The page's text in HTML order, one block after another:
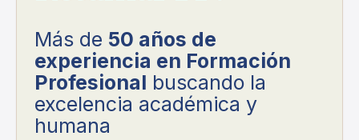
Más de 50 años de
experiencia en Formación
Profesional buscando la
excelencia académica y
humana